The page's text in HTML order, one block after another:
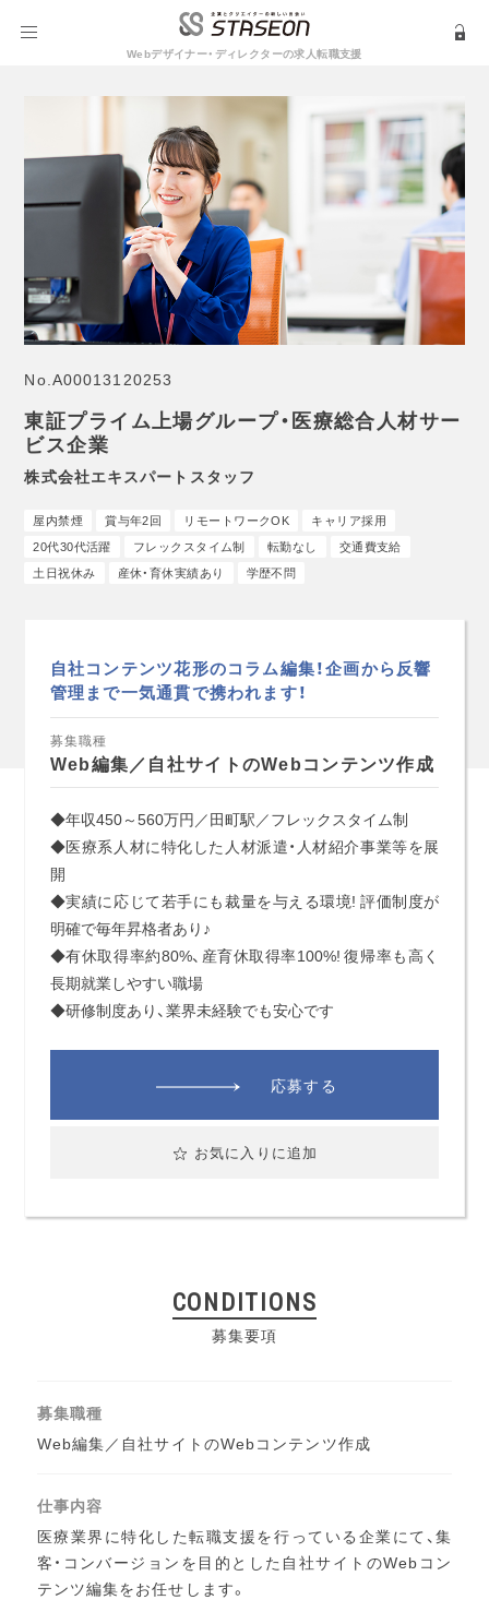
Webデザイナー・ディレクターの求人転職支援
No. A00013120253
東証プライム上場グループ・医療総合人材サー
ビス企業
株式会社エキスパートスタッフ
屋内禁煙 賞与年2回 リモートワークOK
キャリア採用
20代30代活躍
フレックスタイム制 転勤なし
交通費支給
土日祝休み
産休・育休実績あり 学歴不問
自社コンテンツ花形のコラム編集！企画から反響
管理まで一気通貫で携われます！
募集職種
Web編集／自社サイトのWebコンテンツ作成
◆年収450～560万円／田町駅／フレックスタイム制
◆医療系人材に特化した人材派遣・人材紹介事業等を展
開
◆実績に応じて若手にも裁量を与える環境! 評価制度が
明確で毎年昇格者あり♪
◆有休取得率約80%、産育休取得率100%! 復帰率も高く
長期就業しやすい職場
◆研修制度あり、業界未経験でも安心です
応募する
お気に入りに追加
CONDITIONS
募集要項
募集職種
Web編集／自社サイトのWebコンテンツ作成
仕事内容
医療業界に特化した転職支援を行っている企業にて、集
客・コンバージョンを目的とした自社サイトのWebコン
テンツ編集をお任せします。